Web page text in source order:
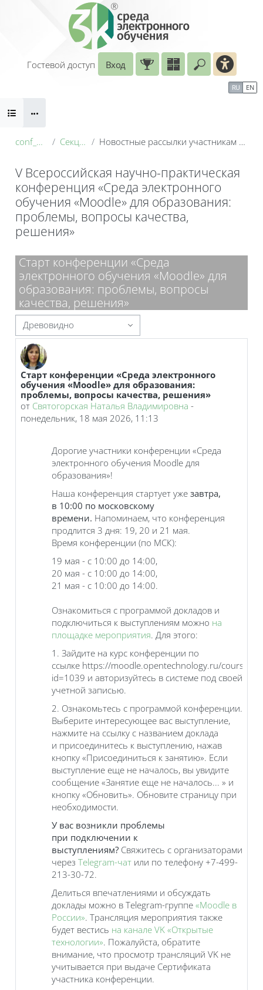
Перейти к основному содержанию
Введите
Гостевой доступ
Вход
RU EN
Блоки
conf_2026 Секция 1 Новостные рассылки участникам конференции
V Всероссийская научно-практическая
конференция «Среда электронного
обучения «Moodle» для образования:
проблемы, вопросы качества,
решения»
Блоки
Старт конференции «Среда
электронного обучения «Moodle» для
образования: проблемы, вопросы
качества, решения»
Режим отображения
Старт конференции «Среда электронного
обучения «Moodle» для образования:
проблемы, вопросы качества, решения»
от Святогорская Наталья Владимировна -
понедельник, 18 мая 2026, 11:13
Количество ответов: 0
Дорогие участники конференции «Среда
электронного обучения Moodle для
образования»!
Наша конференция стартует уже завтра,
в 10:00 по московскому
времени. Напоминаем, что конференция
продлится 3 дня: 19, 20 и 21 мая.
Время конференции (по МСК):
19 мая - с 10:00 до 14:00,
20 мая - с 10:00 до 14:00,
21 мая - с 10:00 до 14:00.
Ознакомиться с программой докладов и
подключиться к выступлениям можно на
площадке мероприятия. Для этого:
1. Зайдите на курс конференции по
ссылке https://moodle.opentechnology.ru/course/
id=1039 и авторизуйтесь в системе под своей
учетной записью.
2. Ознакомьтесь с программой конференции.
Выберите интересующее вас выступление,
нажмите на ссылку с названием доклада
и присоединитесь к выступлению, нажав
кнопку «Присоединиться к занятию». Если
выступление еще не началось, вы увидите
сообщение «Занятие еще не началось... » и
кнопку «Обновить». Обновите страницу при
необходимости.
У вас возникли проблемы
при подключении к
выступлениям? Свяжитесь с организаторами
через Telegram-чат или по телефону +7-499-
213-30-72.
Делиться впечатлениями и обсуждать
доклады можно в Telegram-группе «Moodle в
России». Трансляция мероприятия также
будет вестись на канале VK «Открытые
технологии». Пожалуйста, обратите
внимание, что просмотр трансляций VK не
учитывается при выдаче Сертификата
участника конференции.